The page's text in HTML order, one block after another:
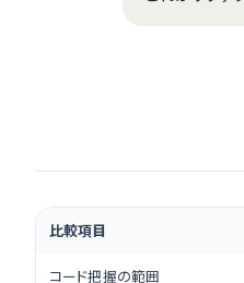
比較項目
コード把握の範囲